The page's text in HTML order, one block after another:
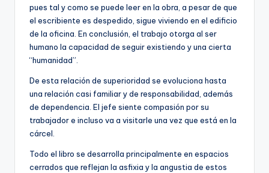
pues tal y como se puede leer en la obra, a pesar de que
el escribiente es despedido, sigue viviendo en el edificio
de la oficina. En conclusión, el trabajo otorga al ser
humano la capacidad de seguir existiendo y una cierta
“humanidad”.
De esta relación de superioridad se evoluciona hasta
una relación casi familiar y de responsabilidad, además
de dependencia. El jefe siente compasión por su
trabajador e incluso va a visitarle una vez que está en la
cárcel.
Todo el libro se desarrolla principalmente en espacios
cerrados que reflejan la asfixia y la angustia de estos